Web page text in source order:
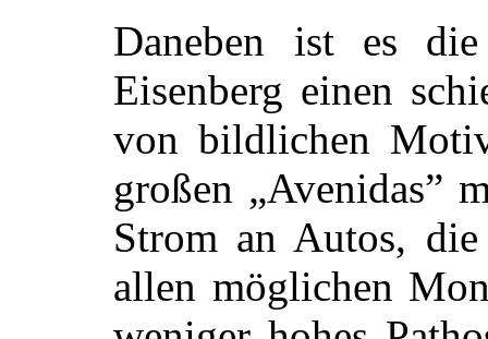
Daneben ist es
Eisenberg einen
von bildlichen
großen „Avenidas”
Strom an Autos,
allen möglichen